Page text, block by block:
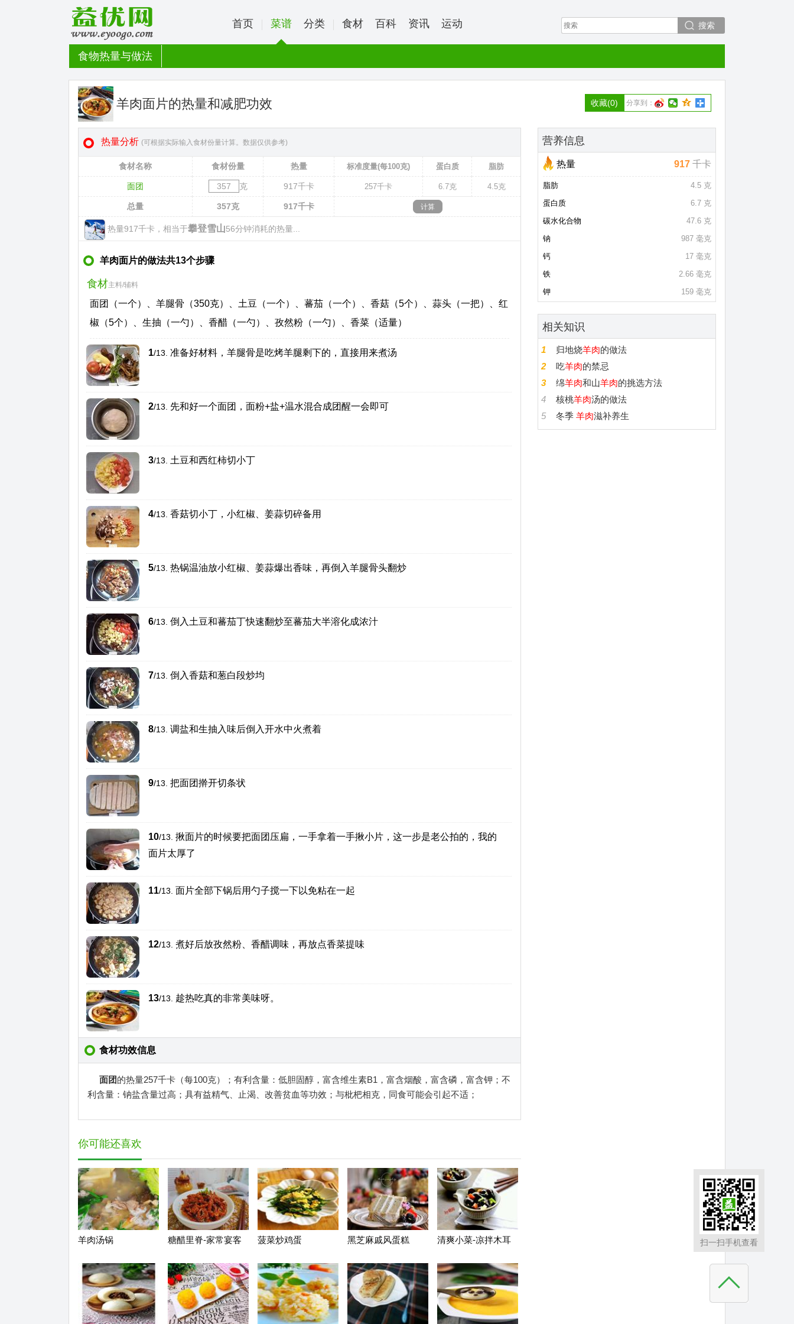
搜索
首页 菜谱 分类 食材 百科 资讯 运动
食物热量与做法
羊肉面片的热量和减肥功效 分享到：
收藏(0)
热量分析 (可根据实际输入食材份量计算。数据仅供参考)
食材名称 食材份量 热量 标准度量(每100克) 蛋白质 脂肪
面团 克 917千卡 257千卡 6.7克 4.5克
总量 357克 917千卡
热量917千卡，相当于攀登雪山56分钟消耗的热量...
羊肉面片的做法共13个步骤
食材主料/辅料
面团（一个）、羊腿骨（350克）、土豆（一个）、蕃茄（一个）、香菇（5个）、蒜头（一把）、红
椒（5个）、生抽（一勺）、香醋（一勺）、孜然粉（一勺）、香菜（适量）
1/13. 准备好材料，羊腿骨是吃烤羊腿剩下的，直接用来煮汤
2/13. 先和好一个面团，面粉+盐+温水混合成团醒一会即可
3/13. 土豆和西红柿切小丁
4/13. 香菇切小丁，小红椒、姜蒜切碎备用
5/13. 热锅温油放小红椒、姜蒜爆出香味，再倒入羊腿骨头翻炒
6/13. 倒入土豆和蕃茄丁快速翻炒至蕃茄大半溶化成浓汁
7/13. 倒入香菇和葱白段炒均
8/13. 调盐和生抽入味后倒入开水中火煮着
9/13. 把面团擀开切条状
10/13. 揪面片的时候要把面团压扁，一手拿着一手揪小片，这一步是老公拍的，我的
面片太厚了
11/13. 面片全部下锅后用勺子搅一下以免粘在一起
12/13. 煮好后放孜然粉、香醋调味，再放点香菜提味
13/13. 趁热吃真的非常美味呀。
食材功效信息
面团的热量257千卡（每100克）；有利含量：低胆固醇，富含维生素B1，富含烟酸，富含磷，富含钾；不
利含量：钠盐含量过高；具有益精气、止渴、改善贫血等功效；与枇杷相克，同食可能会引起不适；
你可能还喜欢
羊肉汤锅
糖醋里脊-家常宴客
菠菜炒鸡蛋 黑芝麻戚风蛋糕 清爽小菜-凉拌木耳
营养信息
热量 917千卡
脂肪
4.5 克
蛋白质
6.7 克
碳水化合物
47.6 克
钠
987 毫克
钙
17 毫克
铁
2.66 毫克
钾
159 毫克
相关知识
1 归地烧羊肉的做法
2
吃羊肉的禁忌
3
绵羊肉和山羊肉的挑选方法
4
核桃羊肉汤的做法
5
冬季 羊肉滋补养生
扫一扫手机查看